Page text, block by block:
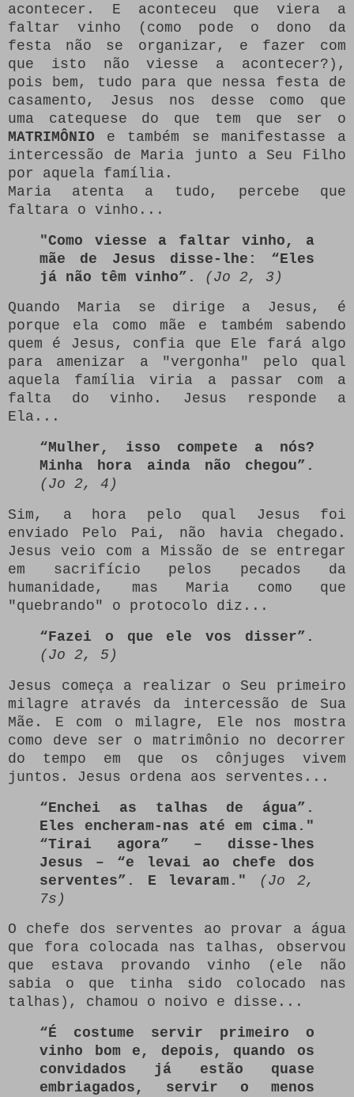
acontecer. E aconteceu que viera a
faltar vinho (como pode o dono da
festa não se organizar, e fazer com
que isto não viesse a acontecer?),
pois bem, tudo para que nessa festa de
casamento, Jesus nos desse como que
uma catequese do que tem que ser o
MATRIMÔNIO e também se manifestasse a
intercessão de Maria junto a Seu Filho
por aquela família.
Maria atenta a tudo, percebe que
faltara o vinho...
"Como viesse a faltar vinho, a
mãe de Jesus disse-lhe: “Eles
já não têm vinho”. (Jo 2, 3)
Quando Maria se dirige a Jesus, é
porque ela como mãe e também sabendo
quem é Jesus, confia que Ele fará algo
para amenizar a "vergonha" pelo qual
aquela família viria a passar com a
falta do vinho. Jesus responde a
Ela...
“Mulher, isso compete a nós?
Minha hora ainda não chegou”.
(Jo 2, 4)
Sim, a hora pelo qual Jesus foi
enviado Pelo Pai, não havia chegado.
Jesus veio com a Missão de se entregar
em sacrifício pelos pecados da
humanidade, mas Maria como que
"quebrando" o protocolo diz...
“Fazei o que ele vos disser”.
(Jo 2, 5)
Jesus começa a realizar o Seu primeiro
milagre através da intercessão de Sua
Mãe. E com o milagre, Ele nos mostra
como deve ser o matrimônio no decorrer
do tempo em que os cônjuges vivem
juntos. Jesus ordena aos serventes...
“Enchei as talhas de água”.
Eles encheram-nas até em cima."
“Tirai agora” – disse-lhes
Jesus – “e levai ao chefe dos
serventes”. E levaram."
(Jo 2,
7s)
O chefe dos serventes ao provar a água
que fora colocada nas talhas, observou
que estava provando vinho (ele não
sabia o que tinha sido colocado nas
talhas), chamou o noivo e disse...
“É costume servir primeiro o
vinho bom e, depois, quando os
convidados já estão quase
embriagados, servir o menos